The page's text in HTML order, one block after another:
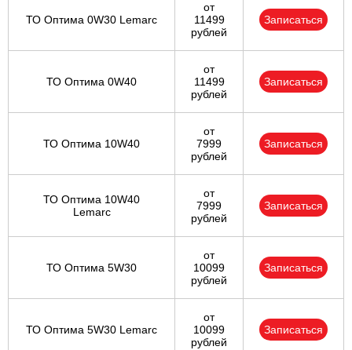
ТО Оптима 0W30 Lemarc
от
11499
рублей
Записаться
ТО Оптима 0W40
от
11499
рублей
Записаться
ТО Оптима 10W40
от
7999
рублей
Записаться
ТО Оптима 10W40
Lemarc
от
7999
рублей
Записаться
ТО Оптима 5W30
от
10099
рублей
Записаться
ТО Оптима 5W30 Lemarc
от
10099
рублей
Записаться